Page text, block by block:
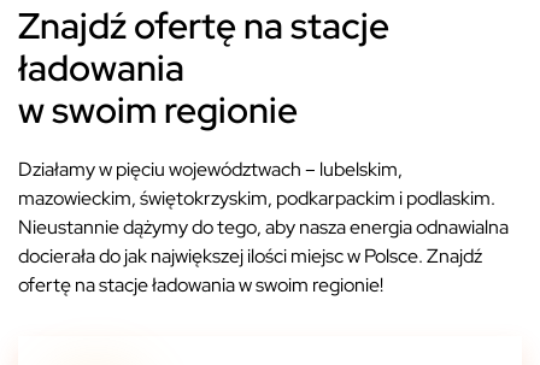
Znajdź ofertę na stacje
ładowania
w swoim regionie
Działamy w pięciu województwach – lubelskim,
mazowieckim, świętokrzyskim, podkarpackim i podlaskim.
Nieustannie dążymy do tego, aby nasza energia odnawialna
docierała do jak największej ilości miejsc w Polsce. Znajdź
ofertę na stacje ładowania w swoim regionie!